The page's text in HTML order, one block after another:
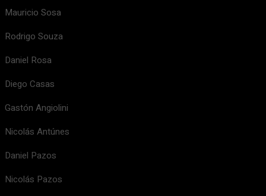
Mauricio Sosa
Rodrigo Souza
Daniel Rosa
Diego Casas
Gastón Angiolini
Nicolás Antúnes
Daniel Pazos
Nicolás Pazos